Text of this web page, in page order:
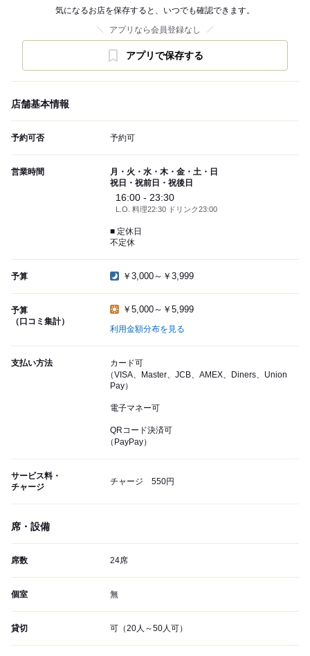
気になるお店を保存すると、いつでも確認できます。
アプリなら会員登録なし
アプリで保存する
店舗基本情報
予約可否 予約可
営業時間
月・火・水・木・金・土・日
祝日・祝前日・祝後日
16:00 - 23:30
L.O. 料理22:30 ドリンク23:00
■ 定休日
不定休
予算 ￥3,000～￥3,999
予算
（口コミ集計）
￥5,000～￥5,999
利用金額分布を見る
支払い方法
カード可
（VISA、Master、JCB、AMEX、Diners、Union
Pay）
電子マネー可
QRコード決済可
（PayPay）
サービス料・
チャージ
チャージ 550円
席・設備
席数 24席
個室 無
貸切 可（20人～50人可）